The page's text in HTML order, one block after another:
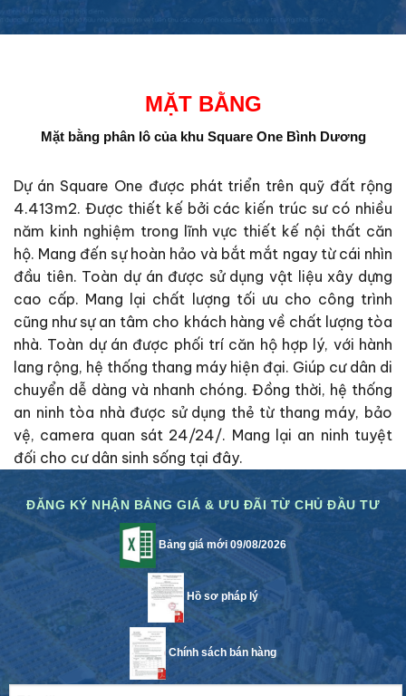
MẶT BẰNG
Mặt bằng phân lô củakhu Square One Bình Dương
Dự án Square One được phát triển trên quỹ đất rộng
4.413m2. Được thiết kế bởi các kiến trúc sư có nhiều
năm kinh nghiệm trong lĩnh vực thiết kế nội thất căn
hộ. Mang đến sự hoàn hảo và bắt mắt ngay từ cái nhìn
đầu tiên. Toàn dự án được sử dụng vật liệu xây dựng
cao cấp. Mang lại chất lượng tối ưu cho công trình
cũng như sự an tâm cho khách hàng về chất lượng tòa
nhà. Toàn dự án được phối trí căn hộ hợp lý, với hành
lang rộng, hệ thống thang máy hiện đại. Giúp cư dân di
chuyển dễ dàng và nhanh chóng. Đồng thời, hệ thống
an ninh tòa nhà được sử dụng thẻ từ thang máy, bảo
vệ, camera quan sát 24/24/. Mang lại an ninh tuyệt
đối cho cư dân sinh sống tại đây.
ĐĂNG KÝ NHẬN BẢNG GIÁ & ƯU ĐÃI TỪ CHỦ ĐẦU TƯ
Bảng giá mới 09/08/2026
Hồ sơ pháp lý
Chính sách bán hàng